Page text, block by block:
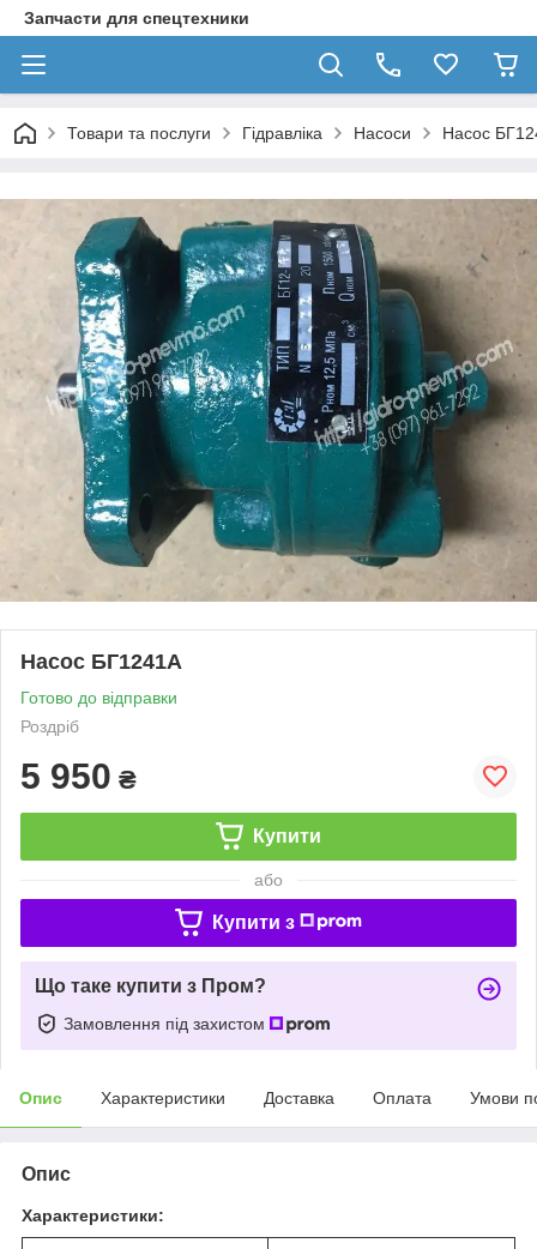
Запчасти для спецтехники
Товари та послуги Гідравліка Насоси Насос
Насос БГ1241А
Готово до відправки
Роздріб
5 950 ₴
Купити
або
Купити з
Що таке купити з Пром?
Замовлення під захистом
Опис Характеристики Доставка Оплата Умови
Опис
Характеристики: